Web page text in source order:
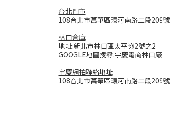
台北門市
108台北市萬華區環河南路二段209號
林口倉庫
地址:新北市林口區太平嶺2號之2
GOOGLE地圖搜尋:宇慶電商林口廠
宇慶網拍聯絡地址
108台北市萬華區環河南路二段209號